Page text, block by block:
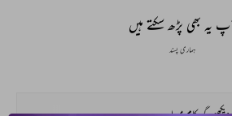
یہ بھی پڑھ سکتے ہیں
ہماری پسند
دیکھوگے کام میرا